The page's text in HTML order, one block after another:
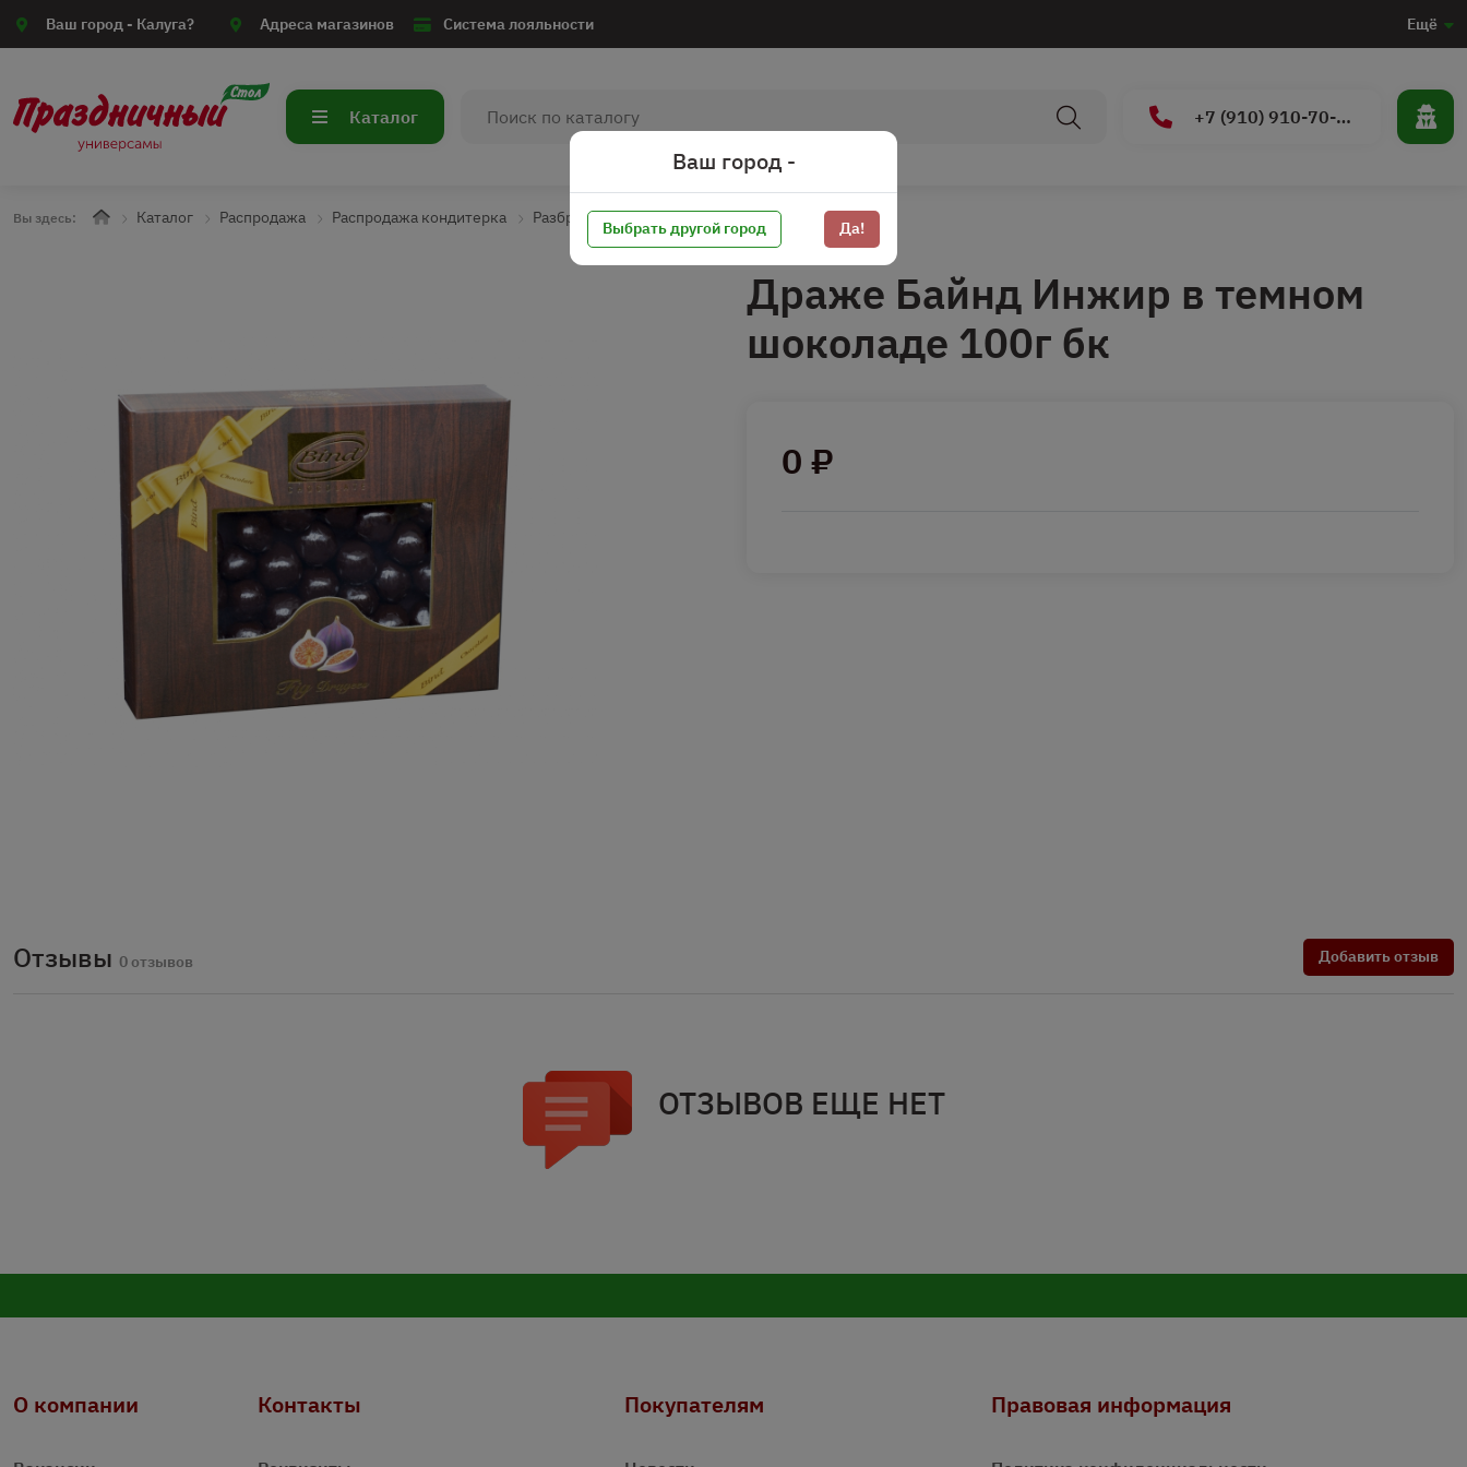
Ваш город - Калуга? Адреса магазинов Система лояльности Ещё
Каталог +7 (910) 910-70-15
Вы здесь: Каталог Распродажа Распродажа кондитерка Разбросать
Драже Байнд Инжир в темном
шоколаде 100г бк
0 ₽
Отзывы 0 отзывов Добавить отзыв
ОТЗЫВОВ ЕЩЕ НЕТ
О компании Контакты Покупателям Правовая информация
Ваш город -
Выбрать другой город Да!